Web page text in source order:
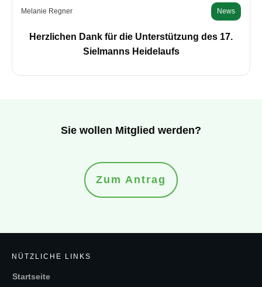
Melanie Regner News
Herzlichen Dank für die Unterstützung des 17.
Sielmanns Heidelaufs
Sie wollen Mitglied werden?
Zum Antrag
NÜTZLICHE LINKS
Startseite